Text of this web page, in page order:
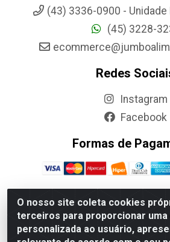
O nosso site coleta cookies
terceiros para proporcionar uma
personalizada ao usuário,
(43) 3336-0900 - Unidade
(45) 3228-
Redes
Instagram
Facebook
Formas de
Jumbo Alimentos Cascavel - Matriz -
Santos Dumont, Cascavel-PR - CEP